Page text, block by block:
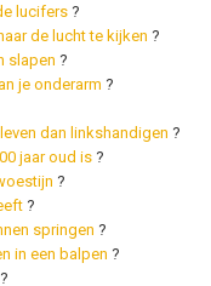
lucifers ?
de lucht te kijken ?
slapen ?
je onderarm ?
dan linkshandigen ?
jaar oud is ?
?
?
springen ?
in een balpen ?
?